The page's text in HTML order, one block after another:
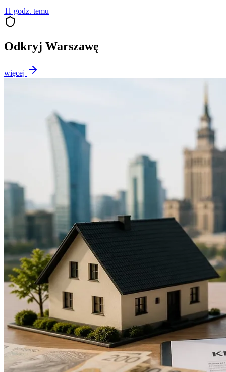
11 godz. temu
Odkryj Warszawę
więcej